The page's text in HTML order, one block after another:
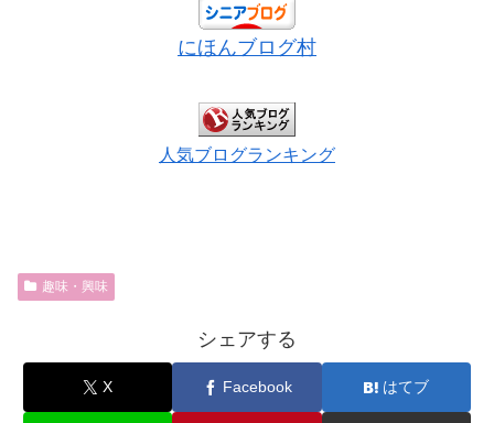
にほんブログ村
人気ブログランキング
趣味・興味
シェアする
X Facebook はてブ